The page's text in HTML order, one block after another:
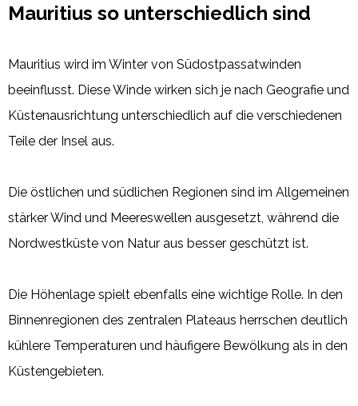
Mauritius so unterschiedlich sind
Mauritius wird im Winter von Südostpassatwinden
beeinflusst. Diese Winde wirken sich je nach Geografie und
Küstenausrichtung unterschiedlich auf die verschiedenen
Teile der Insel aus.
Die östlichen und südlichen Regionen sind im Allgemeinen
stärker Wind und Meereswellen ausgesetzt, während die
Nordwestküste von Natur aus besser geschützt ist.
Die Höhenlage spielt ebenfalls eine wichtige Rolle. In den
Binnenregionen des zentralen Plateaus herrschen deutlich
kühlere Temperaturen und häufigere Bewölkung als in den
Küstengebieten.